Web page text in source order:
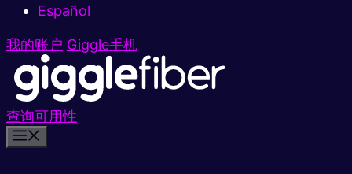
Español
我的账户 Giggle手机
查询可用性